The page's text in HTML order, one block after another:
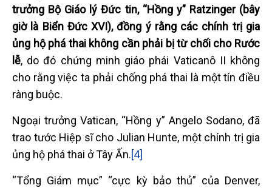
trưởng Bộ Giáo lý Đức tin, “Hồng y” Ratzinger (bây
giờ là Biển Đức XVI), đồng ý rằng các chính trị gia
ủng hộ phá thai không cần phải bị từ chối cho Rước
lễ, do đó chứng minh giáo phái Vaticanô II không
cho rằng việc ta phải chống phá thai là một tín điều
ràng buộc.
Ngoại trưởng Vatican, “Hồng y” Angelo Sodano, đã
trao tước Hiệp sĩ cho Julian Hunte, một chính trị gia
ủng hộ phá thai ở Tây Ấn.[4]
“Tổng Giám mục” “cực kỳ bảo thủ” của Denver,